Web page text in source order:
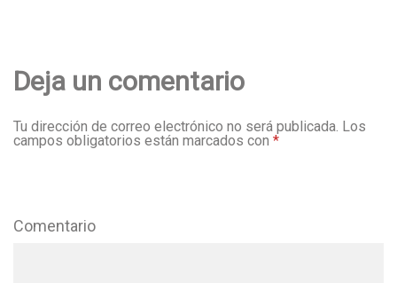
Deja un comentario
Tu dirección de correo electrónico no será publicada. Los
campos obligatorios están marcados con *
Comentario